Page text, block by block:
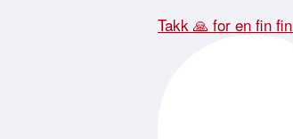
Takk 🙏 for en fin